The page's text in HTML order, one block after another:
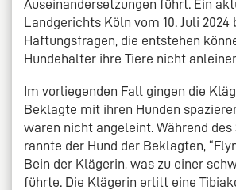
Auseinandersetzungen führt. Ein
Landgerichts Köln vom 10. Juli
Haftungsfragen, die entstehen
Hundehalter ihre Tiere nicht
Im vorliegenden Fall gingen die
Beklagte mit ihren Hunden
waren nicht angeleint. Während des
rannte der Hund der Beklagten,
Bein der Klägerin, was zu einer
führte. Die Klägerin erlitt eine